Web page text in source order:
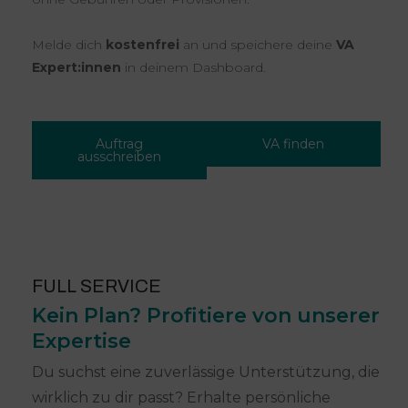
Melde dich kostenfrei an und speichere deine VA
Expert:innen in deinem Dashboard.
Auftrag
ausschreiben
VA finden
FULL SERVICE
Kein Plan? Profitiere von unserer
Expertise
Du suchst eine zuverlässige Unterstützung, die
wirklich zu dir passt? Erhalte persönliche